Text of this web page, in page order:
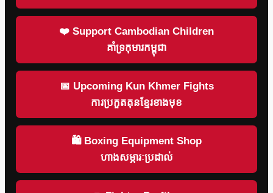
❤️ Support Cambodian Children
គាំទ្រកុមារកម្ពុជា
📅 Upcoming Kun Khmer Fights
ការប្រកួតគុនខ្មែរខាងមុខ
🛍 Boxing Equipment Shop
ហាងសម្ភារៈប្រដាល់